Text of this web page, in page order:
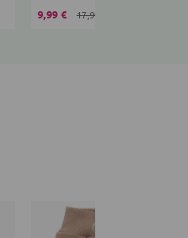
9,99 € 17,99 €